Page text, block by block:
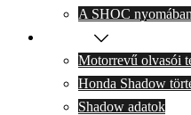
A SHOC nyomában
Motorrevű olvasói
Honda Shadow
Shadow adatok